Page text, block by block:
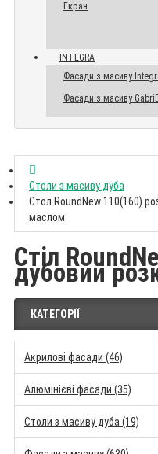
Екран
INTEGRA
Фасади з масиву
Фасади з масиву
Столи з масиву дуба
Стол RoundNew 110(160)
маслом
Стіл
дубовий
КАТЕГОРІЇ
Акрилові фасади (46)
Алюмінієві фасади (35)
Столи з масиву дуба (19)